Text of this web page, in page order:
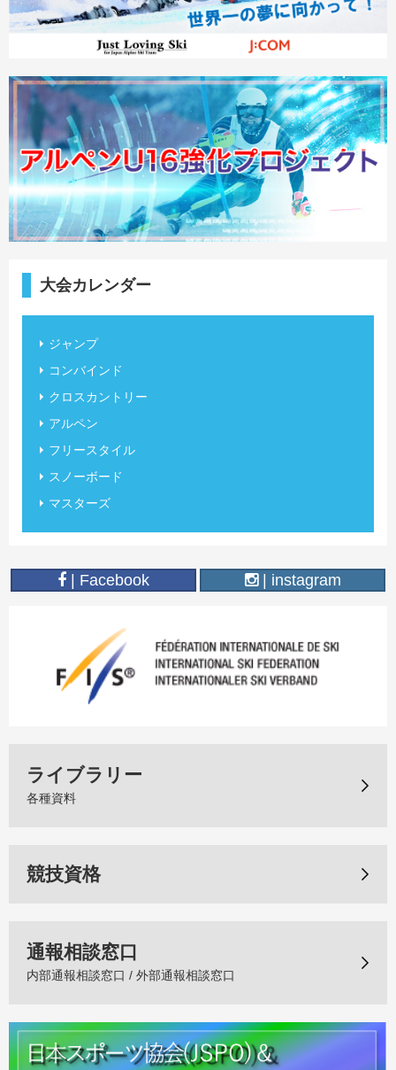
大会カレンダー
ジャンプ
コンバインド
クロスカントリー
アルペン
フリースタイル
スノーボード
マスターズ
| Facebook | instagram
ライブラリー
各種資料
競技資格
通報相談窓口
内部通報相談窓口 / 外部通報相談窓口